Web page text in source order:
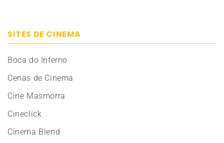
SITES DE CINEMA
Boca do Inferno
Cenas de Cinema
Cine Masmorra
Cineclick
Cinema Blend